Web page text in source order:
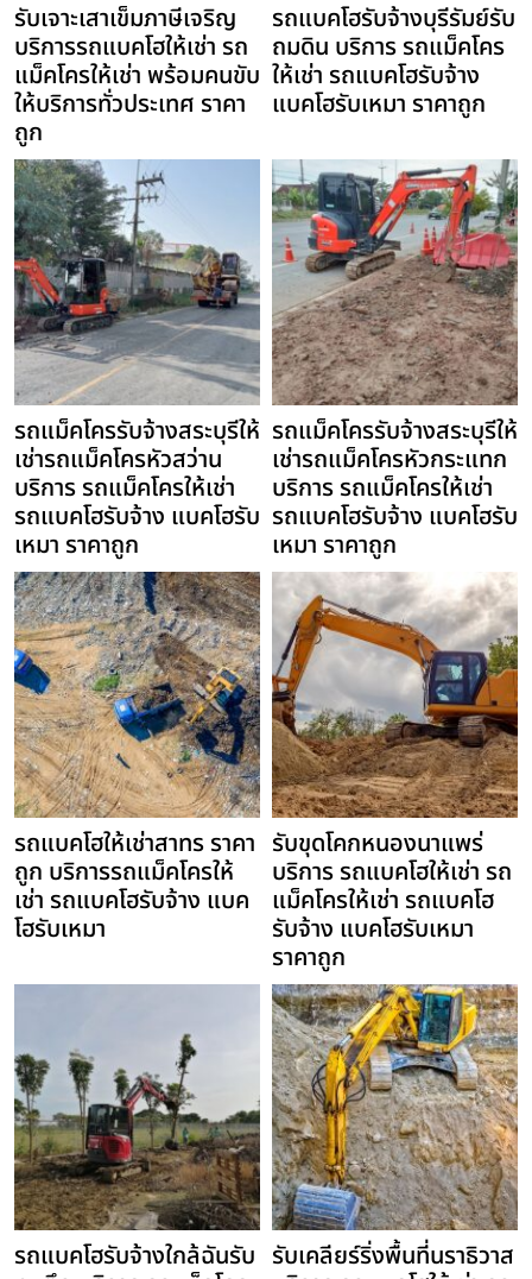
รับเจาะเสาเข็มภาษีเจริญ
บริการรถแบคโฮให้เช่า รถ
แม็คโครให้เช่า พร้อมคนขับ
ให้บริการทั่วประเทศ ราคา
ถูก
รถแบคโฮรับจ้างบุรีรัมย์รับ
ถมดิน บริการ รถแม็คโคร
ให้เช่า รถแบคโฮรับจ้าง
แบคโฮรับเหมา ราคาถูก
รถแม็คโครรับจ้างสระบุรีให้
เช่ารถแม็คโครหัวสว่าน
บริการ รถแม็คโครให้เช่า
รถแบคโฮรับจ้าง แบคโฮรับ
เหมา ราคาถูก
รถแม็คโครรับจ้างสระบุรีให้
เช่ารถแม็คโครหัวกระแทก
บริการ รถแม็คโครให้เช่า
รถแบคโฮรับจ้าง แบคโฮรับ
เหมา ราคาถูก
รถแบคโฮให้เช่าสาทร ราคา
ถูก บริการรถแม็คโครให้
เช่า รถแบคโฮรับจ้าง แบค
โฮรับเหมา
รับขุดโคกหนองนาแพร่
บริการ รถแบคโฮให้เช่า รถ
แม็คโครให้เช่า รถแบคโฮ
รับจ้าง แบคโฮรับเหมา
ราคาถูก
รถแบคโฮรับจ้างใกล้ฉันรับ รับเคลียร์ริ่งพื้นที่นราธิวาส